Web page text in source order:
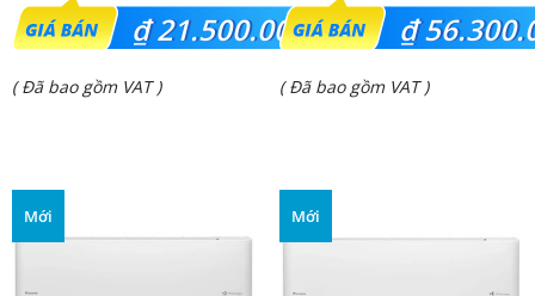
Giá
gốc
là:
₫21.500.000
Giá
₫ 21.500.000.
( Đã bao gồm VAT )
Giá
gốc
là:
₫
Giá
₫ 56.300.000.
( Đã bao gồm VAT )
Mới Mới